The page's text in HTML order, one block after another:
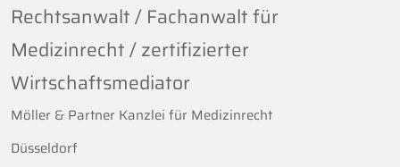
Rechtsanwalt / Fachanwalt für
Medizinrecht / zertifizierter
Wirtschaftsmediator
Möller & Partner Kanzlei für Medizinrecht
Düsseldorf